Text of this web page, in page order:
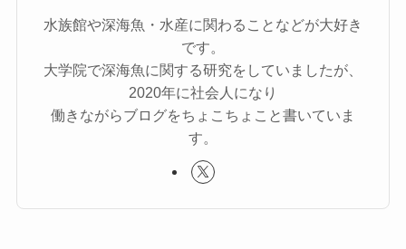
水族館や深海魚・水産に関わることなどが大好き
です。
大学院で深海魚に関する研究をしていましたが、
2020年に社会人になり
働きながらブログをちょこちょこと書いていま
す。